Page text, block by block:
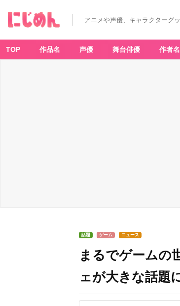
アニメや声優、キャラクターグ
TOP 作品名 声優 舞台俳優 作者名
話題 ゲーム ニュース
まるでゲームの
ェが大きな話題